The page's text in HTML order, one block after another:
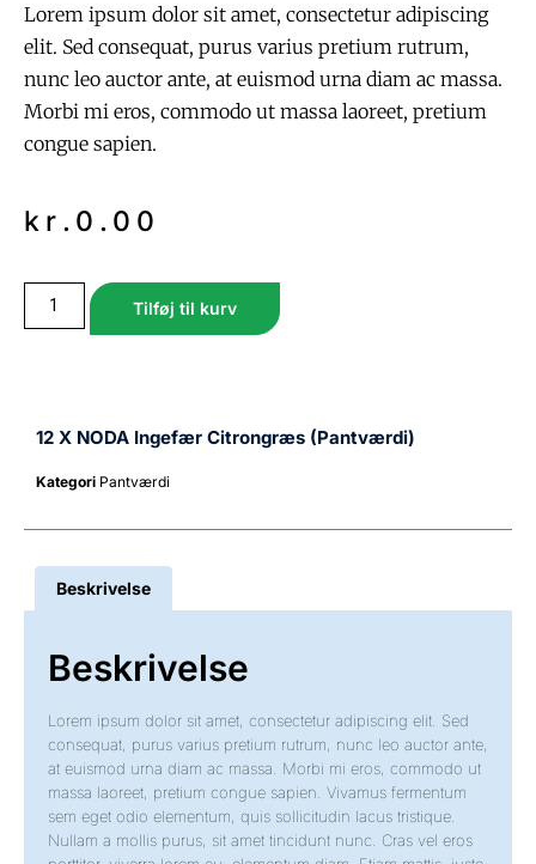
Lorem ipsum dolor sit amet, consectetur adipiscing
elit. Sed consequat, purus varius pretium rutrum,
nunc leo auctor ante, at euismod urna diam ac massa.
Morbi mi eros, commodo ut massa laoreet, pretium
congue sapien.
kr. 0.00
Tilføj til kurv
12 X NODA Ingefær Citrongræs (Pantværdi)
Kategori Pantværdi
Beskrivelse
Beskrivelse
Lorem ipsum dolor sit amet, consectetur adipiscing elit. Sed
consequat, purus varius pretium rutrum, nunc leo auctor ante,
at euismod urna diam ac massa. Morbi mi eros, commodo ut
massa laoreet, pretium congue sapien. Vivamus fermentum
sem eget odio elementum, quis sollicitudin lacus tristique.
Nullam a mollis purus, sit amet tincidunt nunc. Cras vel eros